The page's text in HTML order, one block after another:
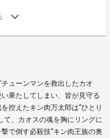
ューンマンを救出したカオ
果たしてしまい、皆が見守る
控えたキン肉万太郎は“ひとり
て、カオスの魂を胸にリングに
で倒す必殺技“キン肉王族の奥